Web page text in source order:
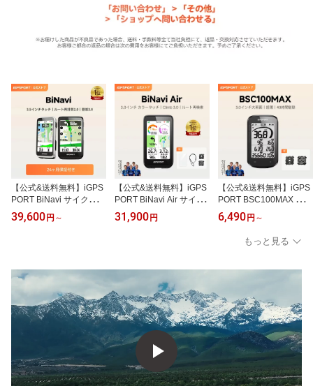
【公式&送料無料】iGPS
PORT BiNavi サイクルコ
ンピュータ サイコン 3.
5''タッチスクリーン GPS
ション検知 あらゆるルー
トブックに対応 iClimb pr
o 35時間
39,600円 ～
【公式&送料無料】iGPS
PORT BiNavi Air サイク
ルコンピュータ GPSサイ
コン 自転車ナビ 3インチ
31,900円
【公式&送料無料】iGPS
PORT BSC100MAX サイ
クルコンピュータ3.0イ
ンチGPSサイコン
6,490円 ～
もっと見る